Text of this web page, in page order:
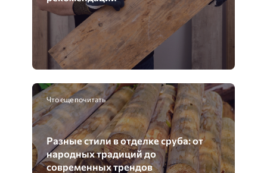
Что еще почитать
Разные стили в отделке сруба: от
народных традиций до
современных трендов